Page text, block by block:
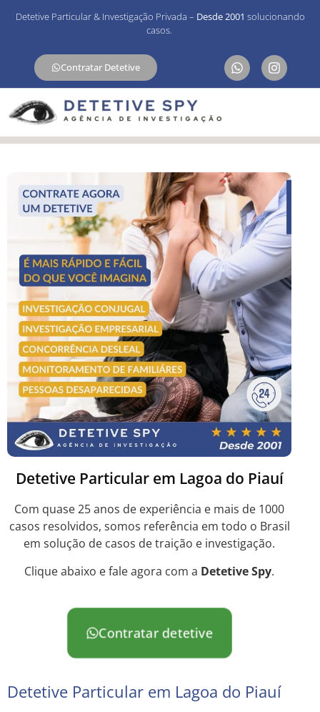
Detetive Particular & Investigação Privada – Desde 2001 solucionando
casos.
Contratar Detetive
Detetive Particular em Lagoa do Piauí
Com quase 25 anos de experiência e mais de 1000
casos resolvidos, somos referência em todo o Brasil
em solução de casos de traição e investigação.
Clique abaixo e fale agora com a Detetive Spy.
Contratar detetive
Detetive Particular em Lagoa do Piauí